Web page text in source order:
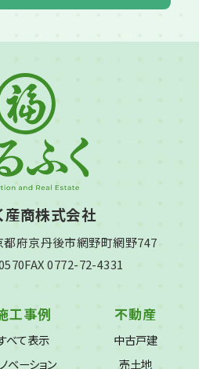
産商株式会社
都府京丹後市網野町網野747
FAX 0772-72-4331
工事例
べて表示
ベーション
不動産
中古戸建
売土地